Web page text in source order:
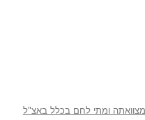
ומתי לחם בכלל באצ"ל